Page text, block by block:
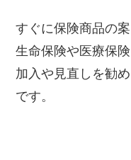
すぐに保険商品の
生命保険や医療保
加入や見直しを勧
です。